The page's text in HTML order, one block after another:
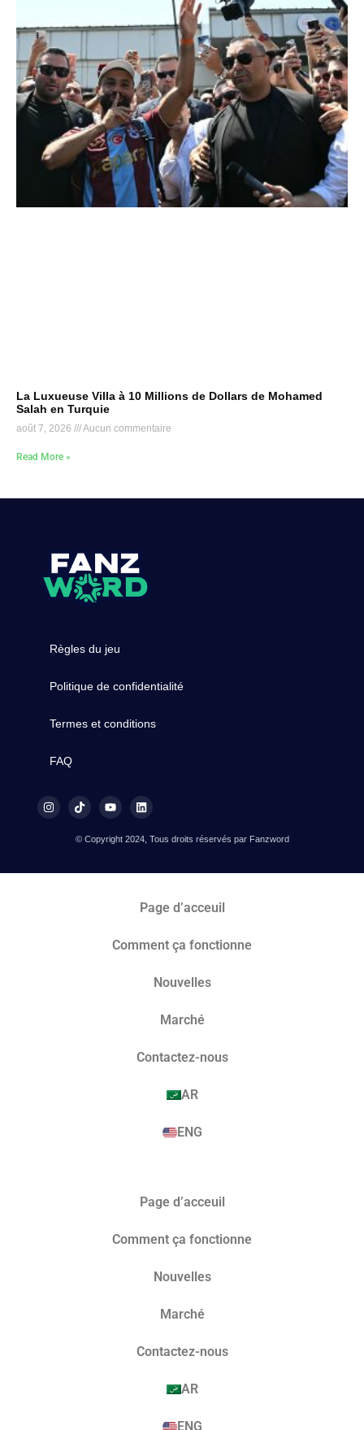
La Luxueuse Villa à 10 Millions de Dollars de Mohamed
Salah en Turquie
août 7, 2026 Aucun commentaire
Read More »
Règles du jeu
Politique de confidentialité
Termes et conditions
FAQ
© Copyright 2024, Tous droits réservés par Fanzword
Page d’acceuil
Comment ça fonctionne
Nouvelles
Marché​
Contactez-nous
AR
ENG
Page d’acceuil
Comment ça fonctionne
Nouvelles
Marché​
Contactez-nous
AR
ENG